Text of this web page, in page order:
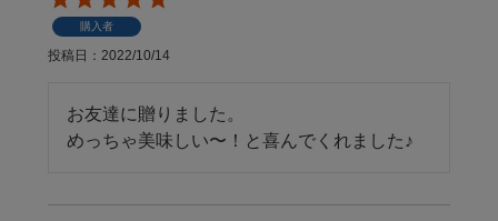
購入者
投稿日 2022/10/14
お友達に贈りました。
めっちゃ美味しい〜！と喜んでくれました♪